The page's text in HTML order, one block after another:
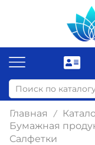
Главная /
Бумажная
Салфетки